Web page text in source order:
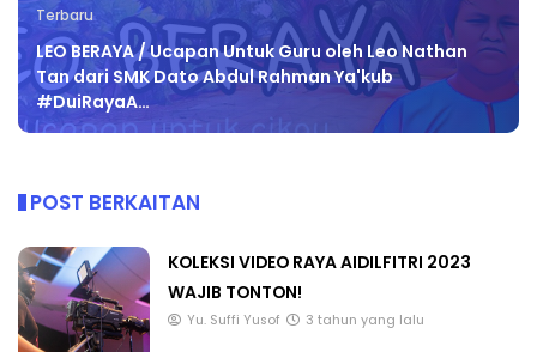
Terbaru
LEO BERAYA / Ucapan Untuk Guru oleh Leo Nathan
Tan dari SMK Dato Abdul Rahman Ya'kub
#DuiRayaA…
POST BERKAITAN
KOLEKSI VIDEO RAYA AIDILFITRI 2023
WAJIB TONTON!
Yu. Suffi Yusof 3 tahun yang lalu